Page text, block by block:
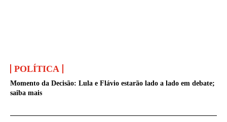
POLÍTICA
Momento da Decisão: Lula e Flávio estarão lado a lado em debate;
saiba mais